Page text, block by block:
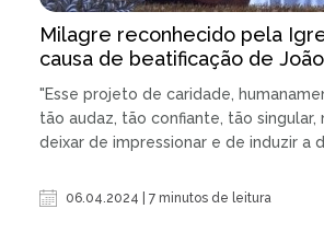
Milagre reconhecido pela
causa de beatificação de
"Esse projeto de caridade,
tão audaz, tão confiante, tão singular,
deixar de impressionar e de induzir a
06.04.2024 | 7 minutos de leitura